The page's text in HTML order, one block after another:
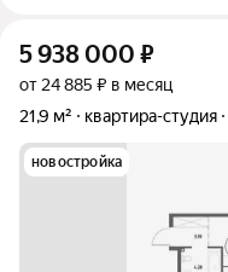
5 938 000 ₽
от 24 885 ₽ в месяц
21,9 м²
квартира-студия
новостройка